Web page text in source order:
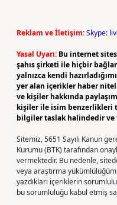
Reklam ve İletişim:Skype:
Yasal Uyarı: Bu internet
şahıs şirketi ile hiçbir
yalnızca kendi
yer alan içerikler haber
ve kişiler hakkında
kişiler ile isim benzerlikleri
bilgiler taslak halindedir ve
Sitemiz, 5651 Sayılı Kanun
Kurumu (BTK) tarafından
vermektedir. Bu nedenle,
veya araştırma
yazdıkları içeriklerin
bu sorumluluğu kabul etmiş